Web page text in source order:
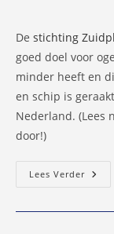
De stichting
goed doel voor
minder heeft en
en schip is
Nederland. (Lees
door!)
Lees VerderMeer